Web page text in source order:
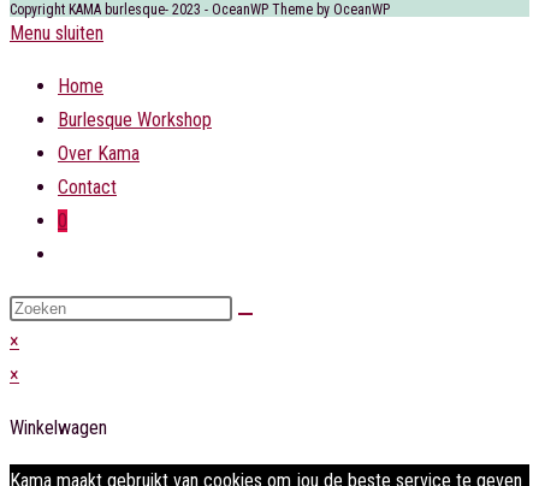
Copyright KAMA burlesque- 2023 - OceanWP Theme by OceanWP
Menu sluiten
Home
Burlesque Workshop
Over Kama
Contact
0
zoeken
Zoek
op
deze
×
×
Winkelwagen
Kama maakt gebruikt van cookies om jou de beste service te geven